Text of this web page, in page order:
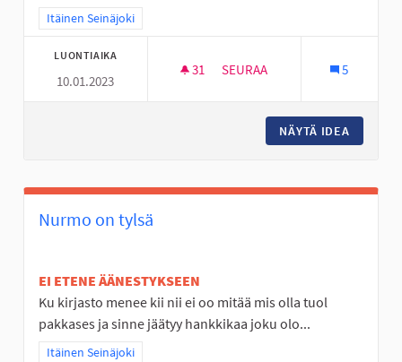
Rajaa tulokset teeman mukaan: Itäinen Seinäjoki
Itäinen Seinäjoki
LUONTIAIKA
10.01.2023
31 31 SEURAAJAA
SEURAA 5
NÄYTÄ IDEA
Nurmo on tylsä
EI ETENE ÄÄNESTYKSEEN
Ku kirjasto menee kii nii ei oo mitää mis olla tuol
pakkases ja sinne jäätyy hankkikaa joku olo...
Rajaa tulokset teeman mukaan: Itäinen Seinäjoki
Itäinen Seinäjoki